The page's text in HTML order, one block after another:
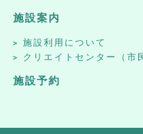
施設案内
施設利用について
クリエイトセンター（市
施設予約